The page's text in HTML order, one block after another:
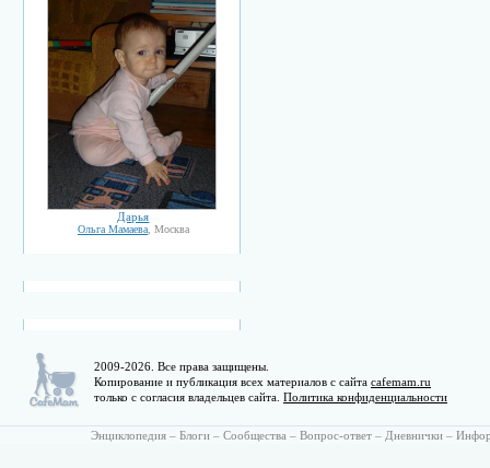
Дарья
Ольга Мамаева, Москва
2009-2026. Все права защищены.
Копирование и публикация всех материалов с сайта cafemam.ru
только с согласия владельцев сайта. Политика конфиденциальности
Энциклопедия – Блоги – Сообщества – Вопрос-ответ – Дневнички –